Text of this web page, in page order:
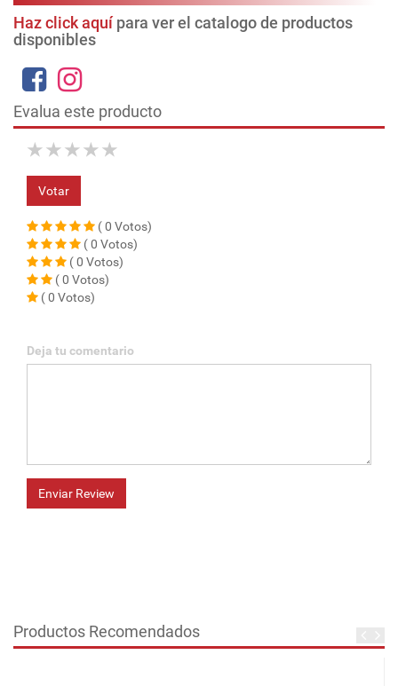
Haz click aquípara ver el catalogo de productos
disponibles
Evalua este producto
★
★
★
★
★
Votar
( 0 Votos)
( 0 Votos)
( 0 Votos)
( 0 Votos)
( 0 Votos)
Deja tu comentario
Enviar Review
Productos Recomendados